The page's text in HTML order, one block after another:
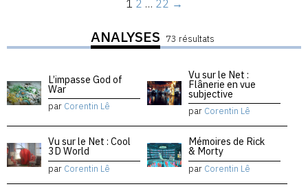
1 2 … 22 →
ANALYSES 73 résultats
L’impasse God of
War
par Corentin Lê
Vu sur le Net :
Flânerie en vue
subjective
par Corentin Lê
Vu sur le Net : Cool
3D World
par Corentin Lê
Mémoires de Rick
& Morty
par Corentin Lê